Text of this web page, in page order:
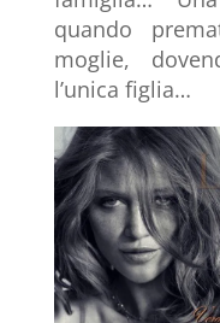
quando
moglie,
l’unica figlia…